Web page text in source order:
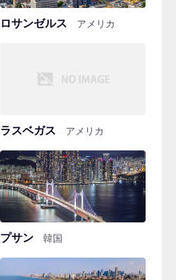
ロサンゼルス アメリカ
ラスベガス アメリカ
プサン 韓国